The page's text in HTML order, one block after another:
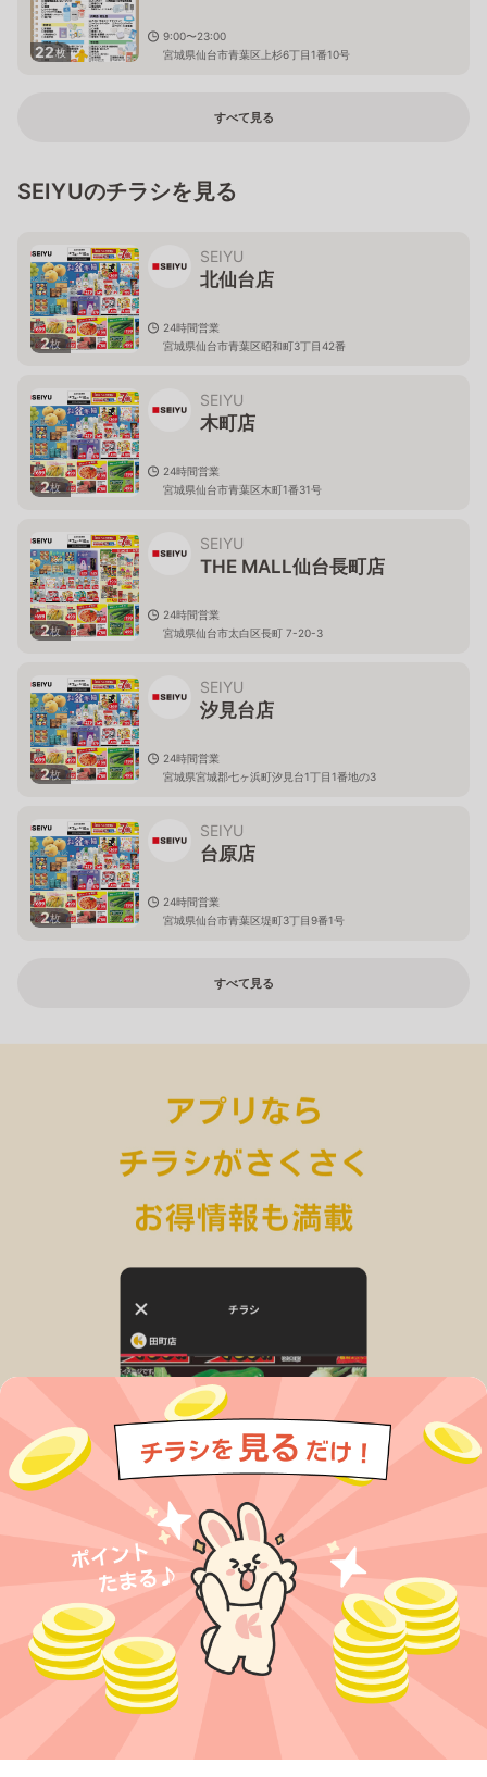
22枚
9:00〜23:00
宮城県仙台市青葉区上杉6丁目1番10号
すべて見る
SEIYUのチラシを見る
2枚
SEIYU
北仙台店
24時間営業
宮城県仙台市青葉区昭和町3丁目42番
2枚
SEIYU
木町店
24時間営業
宮城県仙台市青葉区木町1番31号
2枚
SEIYU
THE MALL仙台長町店
24時間営業
宮城県仙台市太白区長町 7-20-3
2枚
SEIYU
汐見台店
24時間営業
宮城県宮城郡七ヶ浜町汐見台1丁目1番地の3
2枚
SEIYU
台原店
24時間営業
宮城県仙台市青葉区堤町3丁目9番1号
すべて見る